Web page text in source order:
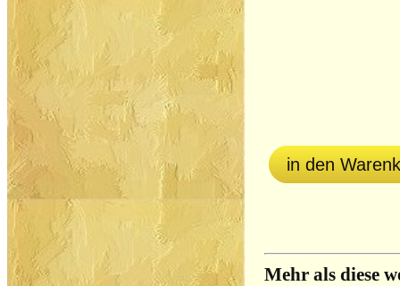
in den
Mehr als diese